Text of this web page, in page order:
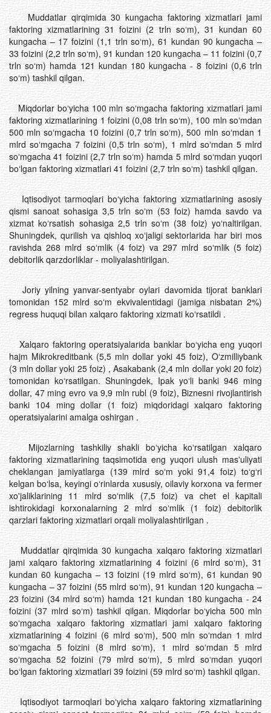
Muddatlar qirqimida 30 kungacha faktoring xizmatlari jami
faktoring xizmatlarining 31 foizini (2 trln so‘m), 31 kundan 60
kungacha – 17 foizini (1,1 trln so‘m), 61 kundan 90 kungacha –
33 foizini (2,2 trln so‘m), 91 kundan 120 kungacha – 11 foizini (0,7
trln so‘m) hamda 121 kundan 180 kungacha - 8 foizini (0,6 trln
so‘m) tashkil qilgan.
Miqdorlar bo‘yicha 100 mln soʻmgacha faktoring xizmatlari jami
faktoring xizmatlarining 1 foizini (0,08 trln so‘m), 100 mln soʻmdan
500 mln soʻmgacha 10 foizini (0,7 trln so‘m), 500 mln soʻmdan 1
mlrd soʻmgacha 7 foizini (0,5 trln so‘m), 1 mlrd soʻmdan 5 mlrd
soʻmgacha 41 foizini (2,7 trln so‘m) hamda 5 mlrd so‘mdan yuqori
bo‘lgan faktoring xizmatlari 41 foizini (2,7 trln so‘m) tashkil qilgan.
Iqtisodiyot tarmoqlari boʻyicha faktoring xizmatlarining asosiy
qismi sanoat sohasiga 3,5 trln soʻm (53 foiz) hamda savdo va
xizmat koʻrsatish sohasiga 2,5 trln soʻm (38 foiz) yoʻnaltirilgan.
Shuningdek, qurilish va qishloq xoʻjaligi sektorlarida har biri mos
ravishda 268 mlrd soʻmlik (4 foiz) va 297 mlrd soʻmlik (5 foiz)
debitorlik qarzdorliklar - moliyalashtirilgan.
Joriy yilning yanvar-sentyabr oylari davomida tijorat banklari
tomonidan 152 mlrd soʻm ekvivalentidagi (jamiga nisbatan 2%)
regress huquqi bilan xalqaro faktoring xizmati koʻrsatildi .
Xalqaro faktoring operatsiyalarida banklar bo‘yicha eng yuqori
hajm Mikrokreditbank (5,5 mln dollar yoki 45 foiz), Oʻzmilliybank
(3 mln dollar yoki 25 foiz) , Asakabank (2,4 mln dollar yoki 20 foiz)
tomonidan ko‘rsatilgan. Shuningdek, Ipak yo‘li banki 946 ming
dollar, 47 ming evro va 9,9 mln rubl (9 foiz), Biznesni rivojlantirish
banki 104 ming dollar (1 foiz) miqdoridagi xalqaro faktoring
operatsiyalarini amalga oshirgan .
Mijozlarning tashkiliy shakli boʻyicha koʻrsatilgan xalqaro
faktoring xizmatlarining taqsimotida eng yuqori ulush masʼuliyati
cheklangan jamiyatlarga (139 mlrd soʻm yoki 91,4 foiz) to‘g‘ri
kelgan bo‘lsa, keyingi o‘rinlarda xususiy, oilaviy korxona va fermer
xo'jaliklarining 11 mlrd soʻmlik (7,5 foiz) va chet el kapitali
ishtirokidagi korxonalarning 2 mlrd soʻmlik (1 foiz) debitorlik
qarzlari faktoring xizmatlari orqali moliyalashtirilgan .
Muddatlar qirqimida 30 kungacha xalqaro faktoring xizmatlari
jami xalqaro faktoring xizmatlarining 4 foizini (6 mlrd so‘m), 31
kundan 60 kungacha – 13 foizini (19 mlrd so‘m), 61 kundan 90
kungacha – 37 foizini (55 mlrd so‘m), 91 kundan 120 kungacha –
23 foizini (34 mlrd so‘m) hamda 121 kundan 180 kungacha - 24
foizini (37 mlrd so‘m) tashkil qilgan. Miqdorlar bo‘yicha 500 mln
soʻmgacha xalqaro faktoring xizmatlari jami xalqaro faktoring
xizmatlarining 4 foizini (6 mlrd so‘m), 500 mln soʻmdan 1 mlrd
soʻmgacha 5 foizini (8 mlrd so‘m), 1 mlrd soʻmdan 5 mlrd
soʻmgacha 52 foizini (79 mlrd so‘m), 5 mlrd so‘mdan yuqori
bo‘lgan faktoring xizmatlari 39 foizini (59 mlrd so‘m) tashkil qilgan.
Iqtisodiyot tarmoqlari boʻyicha xalqaro faktoring xizmatlarining